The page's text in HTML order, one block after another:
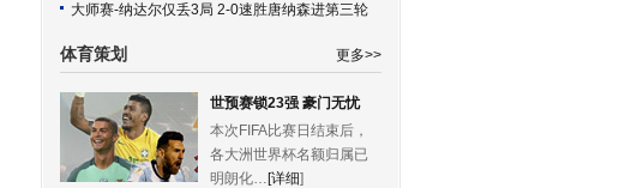
大师赛-纳达尔仅丢3局 2-0速胜唐纳森进第三轮
体育策划 更多>>
世预赛锁23强 豪门无忧
本次FIFA比赛日结束后，
各大洲世界杯名额归属已
明朗化… [详细]